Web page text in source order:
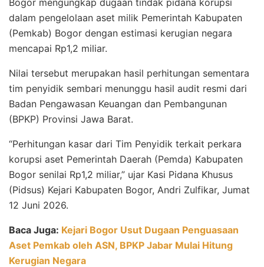
dalam pengelolaan aset milik Pemerintah Kabupaten
(Pemkab) Bogor dengan estimasi kerugian negara
mencapai Rp1,2 miliar.
Nilai tersebut merupakan hasil perhitungan sementara
tim penyidik sembari menunggu hasil audit resmi dari
Badan Pengawasan Keuangan dan Pembangunan
(BPKP) Provinsi Jawa Barat.
“Perhitungan kasar dari Tim Penyidik terkait perkara
korupsi aset Pemerintah Daerah (Pemda) Kabupaten
Bogor senilai Rp1,2 miliar,” ujar Kasi Pidana Khusus
(Pidsus) Kejari Kabupaten Bogor, Andri Zulfikar, Jumat
12 Juni 2026.
Baca Juga: Kejari Bogor Usut Dugaan Penguasaan
Aset Pemkab oleh ASN, BPKP Jabar Mulai Hitung
Kerugian Negara